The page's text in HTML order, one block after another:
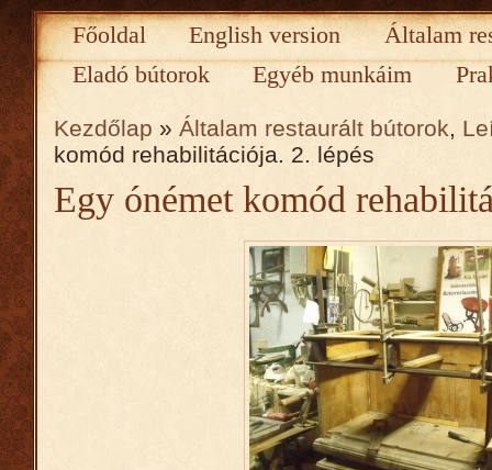
Főoldal English version
Általam
Eladó bútorok
Egyéb munkáim
Kezdőlap » Általam restaurált bútorok,
komód rehabilitációja. 2. lépés
Egy ónémet komód